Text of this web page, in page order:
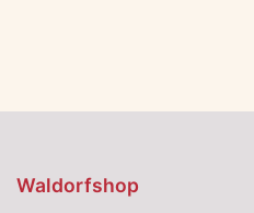
Waldorfshop